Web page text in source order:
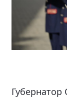
Губернатор